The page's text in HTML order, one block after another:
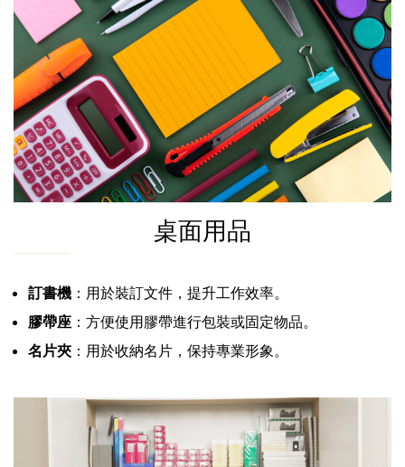
桌面用品
訂書機 ：用於裝訂文件，提升工作效率。
膠帶座 ：方便使用膠帶進行包裝或固定物品。
名片夾 ：用於收納名片，保持專業形象。